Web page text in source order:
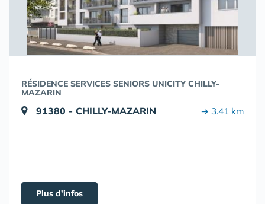
RÉSIDENCE SERVICES SENIORS UNICITY CHILLY-
MAZARIN
91380 - CHILLY-MAZARIN ➔ 3.41 km
Plus d'infos